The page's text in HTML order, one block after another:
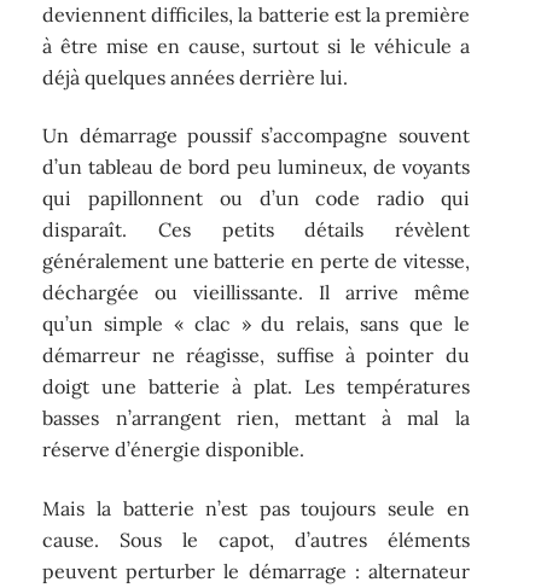
deviennent difficiles, la batterie est la première
à être mise en cause, surtout si le véhicule a
déjà quelques années derrière lui.
Un démarrage poussif s’accompagne souvent
d’un tableau de bord peu lumineux, de voyants
qui papillonnent ou d’un code radio qui
disparaît. Ces petits détails révèlent
généralement une batterie en perte de vitesse,
déchargée ou vieillissante. Il arrive même
qu’un simple « clac » du relais, sans que le
démarreur ne réagisse, suffise à pointer du
doigt une batterie à plat. Les températures
basses n’arrangent rien, mettant à mal la
réserve d’énergie disponible.
Mais la batterie n’est pas toujours seule en
cause. Sous le capot, d’autres éléments
peuvent perturber le démarrage : alternateur